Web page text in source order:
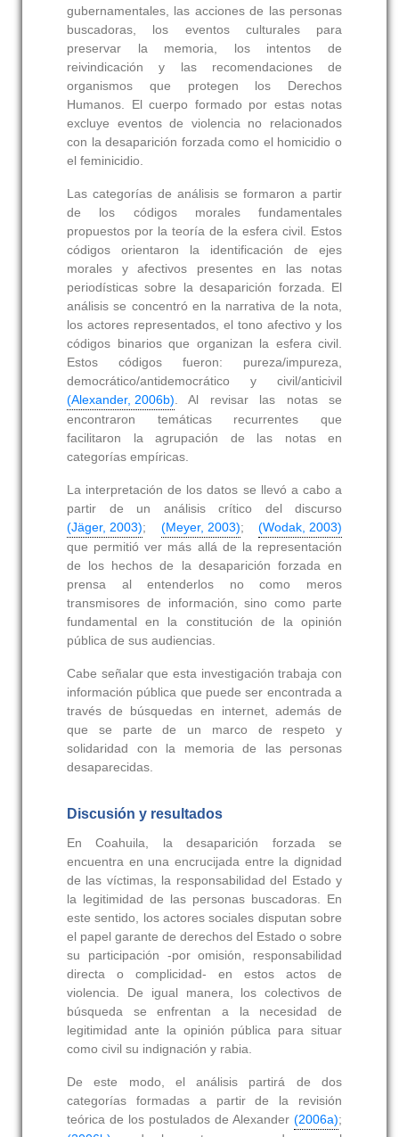
gubernamentales, las acciones de las personas
buscadoras, los eventos culturales para
preservar la memoria, los intentos de
reivindicación y las recomendaciones de
organismos que protegen los Derechos
Humanos. El cuerpo formado por estas notas
excluye eventos de violencia no relacionados
con la desaparición forzada como el homicidio o
el feminicidio.
Las categorías de análisis se formaron a partir
de los códigos morales fundamentales
propuestos por la teoría de la esfera civil. Estos
códigos orientaron la identificación de ejes
morales y afectivos presentes en las notas
periodísticas sobre la desaparición forzada. El
análisis se concentró en la narrativa de la nota,
los actores representados, el tono afectivo y los
códigos binarios que organizan la esfera civil.
Estos códigos fueron: pureza/impureza,
democrático/antidemocrático y civil/anticivil
(Alexander, 2006b) . Al revisar las notas se
encontraron temáticas recurrentes que
facilitaron la agrupación de las notas en
categorías empíricas.
La interpretación de los datos se llevó a cabo a
partir de un análisis crítico del discurso
(Jäger, 2003); (Meyer, 2003);(Wodak, 2003)
que permitió ver más allá de la representación
de los hechos de la desaparición forzada en
prensa al entenderlos no como meros
transmisores de información, sino como parte
fundamental en la constitución de la opinión
pública de sus audiencias.
Cabe señalar que esta investigación trabaja con
información pública que puede ser encontrada a
través de búsquedas en internet, además de
que se parte de un marco de respeto y
solidaridad con la memoria de las personas
desaparecidas.
Discusión y resultados
En Coahuila, la desaparición forzada se
encuentra en una encrucijada entre la dignidad
de las víctimas, la responsabilidad del Estado y
la legitimidad de las personas buscadoras. En
este sentido, los actores sociales disputan sobre
el papel garante de derechos del Estado o sobre
su participación -por omisión, responsabilidad
directa o complicidad- en estos actos de
violencia. De igual manera, los colectivos de
búsqueda se enfrentan a la necesidad de
legitimidad ante la opinión pública para situar
como civil su indignación y rabia.
De este modo, el análisis partirá de dos
categorías formadas a partir de la revisión
teórica de los postulados de Alexander(2006a);